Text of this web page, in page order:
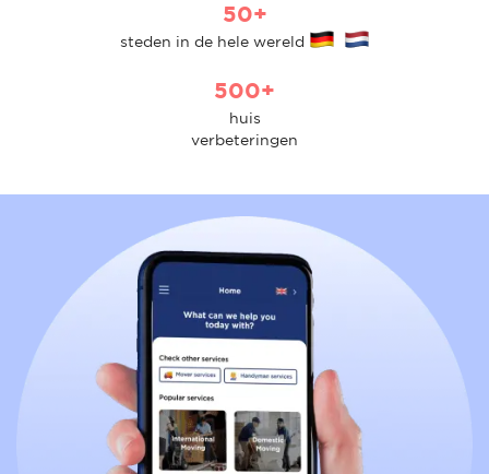
50+
steden in de hele wereld
500+
huis
verbeteringen